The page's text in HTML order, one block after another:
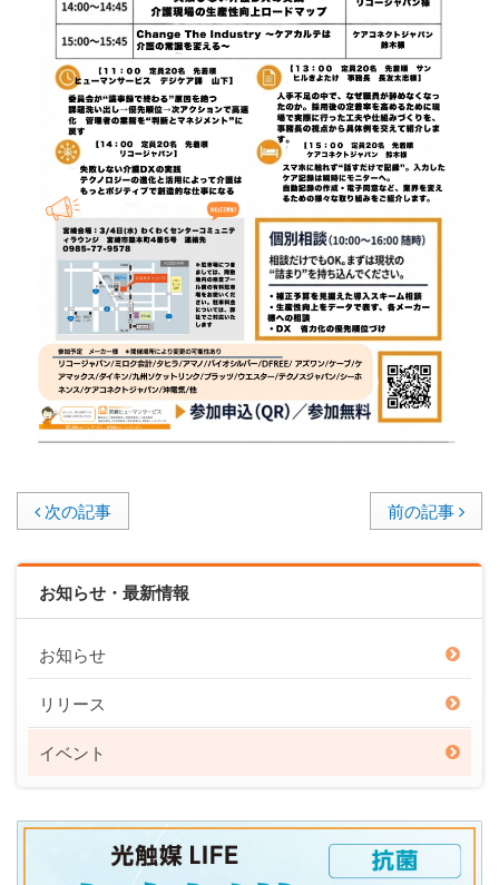
次の記事 前の記事
お知らせ・最新情報
お知らせ
リリース
イベント